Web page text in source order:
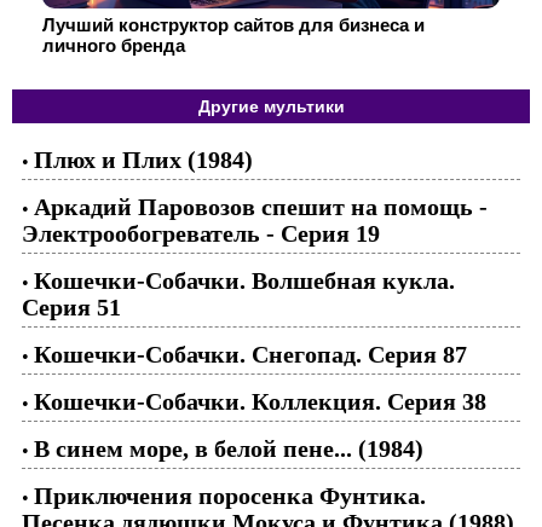
Лучший конструктор сайтов для бизнеса и
личного бренда
Другие мультики
• Плюх и Плих (1984)
• Аркадий Паровозов спешит на помощь -
Электрообогреватель - Серия 19
• Кошечки-Собачки. Волшебная кукла.
Серия 51
• Кошечки-Собачки. Снегопад. Серия 87
• Кошечки-Собачки. Коллекция. Серия 38
• В синем море, в белой пене... (1984)
• Приключения поросенка Фунтика.